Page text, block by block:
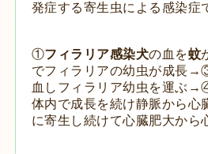
発症する寄生虫による感染症
①フィラリア感染犬の血を蚊
でフィラリアの幼虫が成長
血しフィラリア幼虫を運ぶ
体内で成長を続け静脈から
に寄生し続けて心臓肥大から